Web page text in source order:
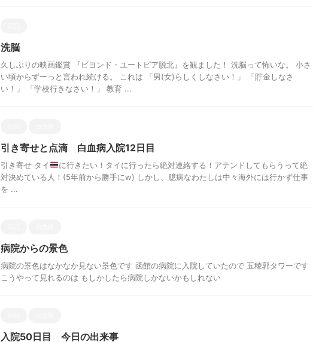
洗脳
久しぶりの映画鑑賞 『ビヨンド・ユートピア脱北』を観ました！ 洗脳って怖いな。 小さ
い頃からずーっと言われ続ける。 これは 「男(女)らしくしなさい！」 「貯金しなさ
い！」 「学校行きなさい！」 教育 ...
引き寄せと点滴 白血病入院12日目
引き寄せ タイ
に行きたい！タイに行ったら絶対連絡する！アテンドしてもらうって絶
対決めている人！(5年前から勝手にw) しかし、臆病なわたしは中々海外には行かず仕事
を ...
病院からの景色
病院の景色はなかなか見ない景色です 函館の病院に入院していたので 五稜郭タワーです
こうやって見れるのは もしかしたら病院しかないかもしれない
入院50日目 今日の出来事